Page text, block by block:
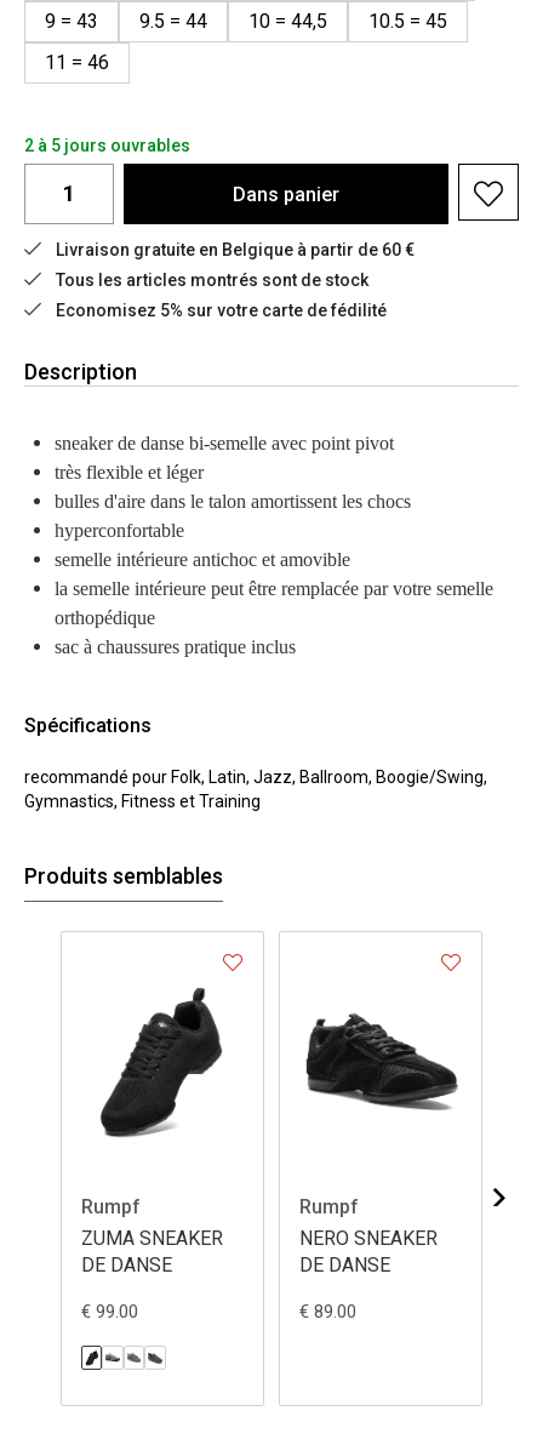
9 = 43
9.5 = 44 10 = 44,5
10.5 = 45
11 = 46
2 à 5 jours ouvrables
Dans panier
Livraison gratuite en Belgique à partir de 60 €
Tous les articles montrés sont de stock
Economisez 5% sur votre carte de fédilité
Description
sneaker de danse bi-semelle avec point pivot
très flexible et léger
bulles d'aire dans le talon amortissent les chocs
hyperconfortable
semelle intérieure antichoc et amovible
la semelle intérieure peut être remplacée par votre semelle
orthopédique
sac à chaussures pratique inclus
Spécifications
recommandé pour Folk, Latin, Jazz, Ballroom, Boogie/Swing,
Gymnastics, Fitness et Training
Produits semblables
Rumpf
ZUMA SNEAKER
DE DANSE
€ 99.00
Rumpf
NERO SNEAKER
DE DANSE
€ 89.00